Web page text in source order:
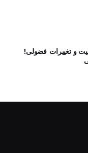
و تغییرات فضولی!